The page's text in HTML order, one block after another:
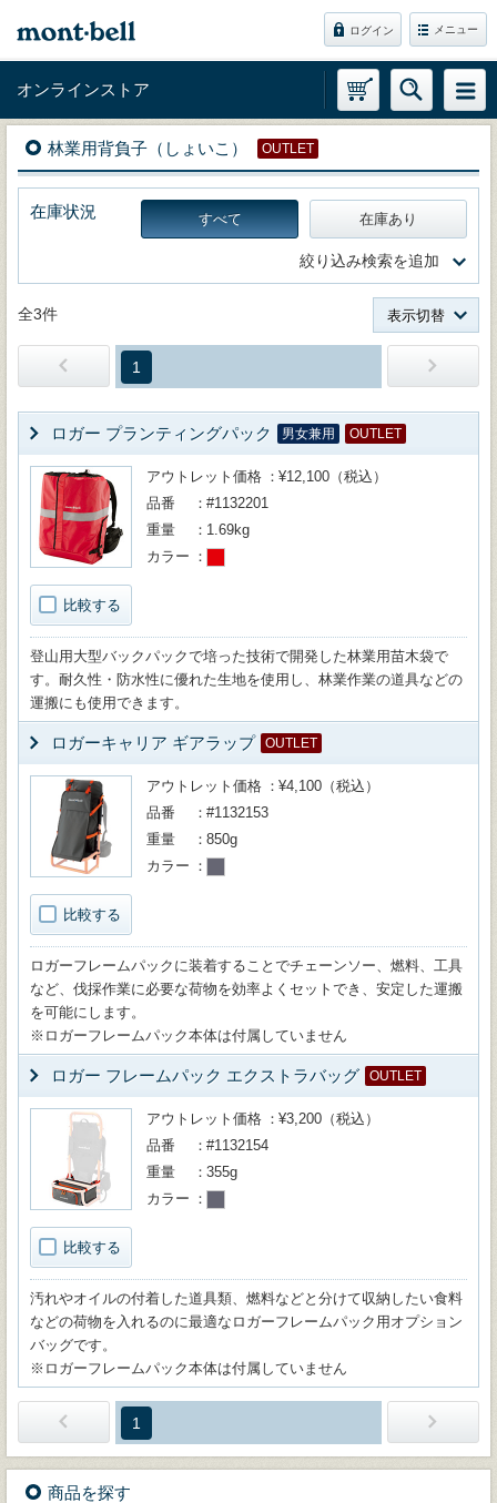
ログイン メニュー
オンラインストア
林業用背負子（しょいこ） OUTLET
在庫状況 すべて 在庫あり
絞り込み検索を追加
全3件 表示切替
1
ロガー プランティングパック 男女兼用 OUTLET
比較する
アウトレット価格
¥12,100（税込）
品番
#1132201
重量
1.69kg
カラー
登山用大型バックパックで培った技術で開発した林業用苗木袋で
す。耐久性・防水性に優れた生地を使用し、林業作業の道具などの
運搬にも使用できます。
ロガーキャリア ギアラップ OUTLET
比較する
アウトレット価格
¥4,100（税込）
品番
#1132153
重量
850g
カラー
ロガーフレームパックに装着することでチェーンソー、燃料、工具
など、伐採作業に必要な荷物を効率よくセットでき、安定した運搬
を可能にします。
※ロガーフレームパック本体は付属していません
ロガー フレームパック エクストラバッグ OUTLET
比較する
アウトレット価格
¥3,200（税込）
品番
#1132154
重量
355g
カラー
汚れやオイルの付着した道具類、燃料などと分けて収納したい食料
などの荷物を入れるのに最適なロガーフレームパック用オプション
バッグです。
※ロガーフレームパック本体は付属していません
1
商品を探す